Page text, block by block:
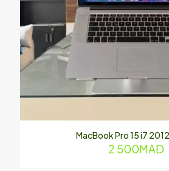
MacBook Pro 15 i7
2 500MAD